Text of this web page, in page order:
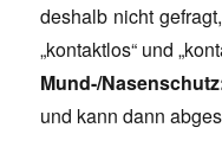
deshalb nicht
„kontaktlos“ und
Mund-/
und kann dann